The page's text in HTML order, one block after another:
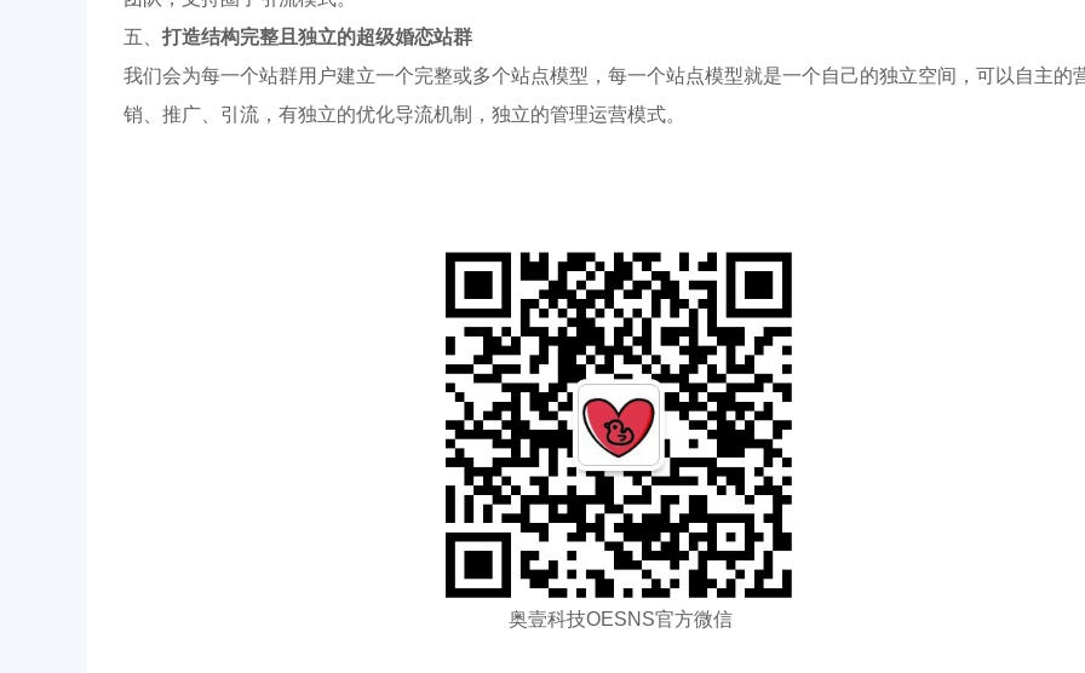
五、 打造结构完整且独立的超级婚恋站群
我们会为每一个站群用户建立一个完整或多个站点模型，每一个站点模型就是一个自己的独立空间，可以自主的
销、推广、引流，有独立的优化导流机制，独立的管理运营模式。
奥壹科技OESNS官方微信